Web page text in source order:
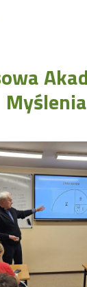
wstępnego
Myślenia